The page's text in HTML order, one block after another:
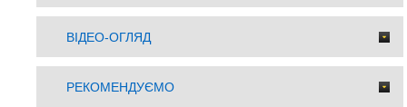
ВІДЕО-ОГЛЯД
РЕКОМЕНДУЄМО